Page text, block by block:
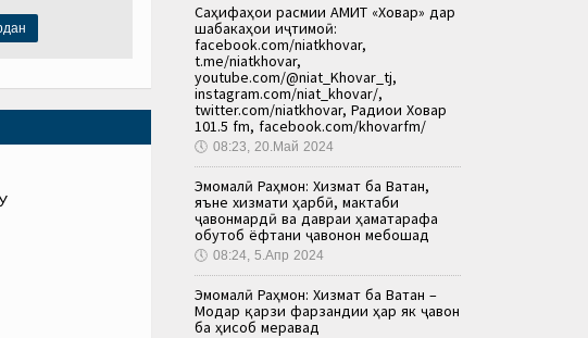
Саҳифаҳои расмии АМИТ «Ховар» дар
шабакаҳои иҷтимоӣ:
facebook.com/niatkhovar,
t.me/niatkhovar,
youtube.com/@niat_Khovar_tj,
instagram.com/niat_khovar/,
twitter.com/niatkhovar, Радиои Ховар
101.5 fm, facebook.com/khovarfm/
🕔 08:23, 20.Май 2024
Эмомалӣ Раҳмон: Хизмат ба Ватан,
яъне хизмати ҳарбӣ, мактаби
ҷавонмардӣ ва давраи ҳаматарафа
обутоб ёфтани ҷавонон мебошад
🕔 08:24, 5.Апр 2024
Эмомалӣ Раҳмон: Хизмат ба Ватан –
Модар қарзи фарзандии ҳар як ҷавон
ба ҳисоб меравад